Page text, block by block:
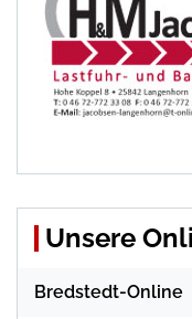
Unsere
Bredstedt-Online